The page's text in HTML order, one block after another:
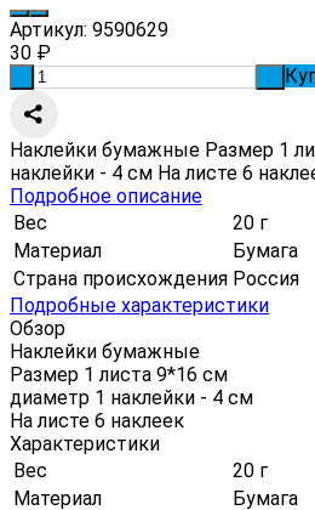
Артикул: 9590629
30 ₽
Наклейки бумажные Размер 1
наклейки - 4 см На листе 6
Подробное описание
Вес
20 г
Материал
Бумага
Страна происхождения Россия
Подробные характеристики
Обзор
Наклейки бумажные
Размер 1 листа 9*16 см
диаметр 1 наклейки - 4 см
На листе 6 наклеек
Характеристики
Вес
20 г
Материал
Бумага